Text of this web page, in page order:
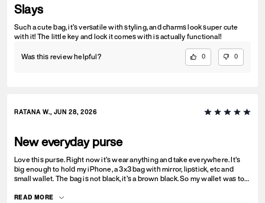
Slays
Such a cute bag, it’s versatile with styling, and charms look super cute
with it! The little key and lock it comes with is actually functional!
Was this review helpful? 0 0
RATANA W., JUN 28, 2026
New everyday purse
Love this purse. Right now it’s wear anything and take everywhere. It’s
big enough to hold my iPhone, a 3x3 bag with mirror, lipstick, etc and
small wallet. The bag is not black, it’s a brown black. So my wallet was to
READ MORE